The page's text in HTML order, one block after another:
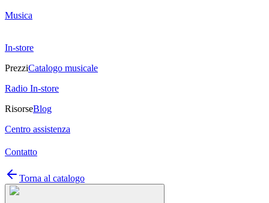
Musica
In-store
PrezziCatalogo musicale
Radio In-store
RisorseBlog
Centro assistenza
Contatto
Torna al catalogo